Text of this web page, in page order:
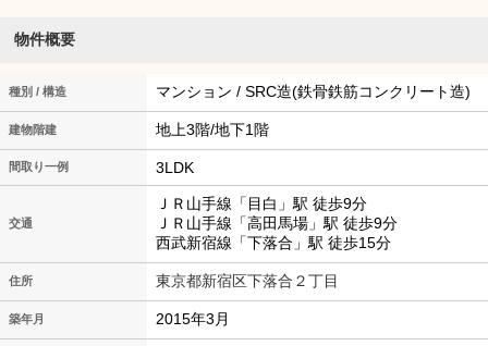
物件概要
種別 / 構造 マンション / SRC造(鉄骨鉄筋コンクリート造)
建物階建 地上3階/地下1階
間取り一例 3LDK
交通
ＪＲ山手線「目白」駅 徒歩9分
ＪＲ山手線「高田馬場」駅 徒歩9分
西武新宿線「下落合」駅 徒歩15分
住所 東京都新宿区下落合２丁目
築年月 2015年3月